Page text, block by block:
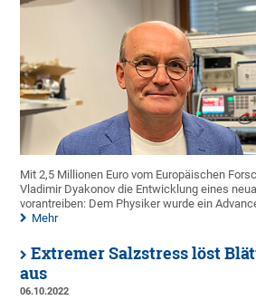
Mit 2,5 Millionen Euro vom Europäischen
Vladimir Dyakonov die Entwicklung eines
vorantreiben: Dem Physiker wurde ein
Mehr
Extremer Salzstress löst
aus
06.10.2022